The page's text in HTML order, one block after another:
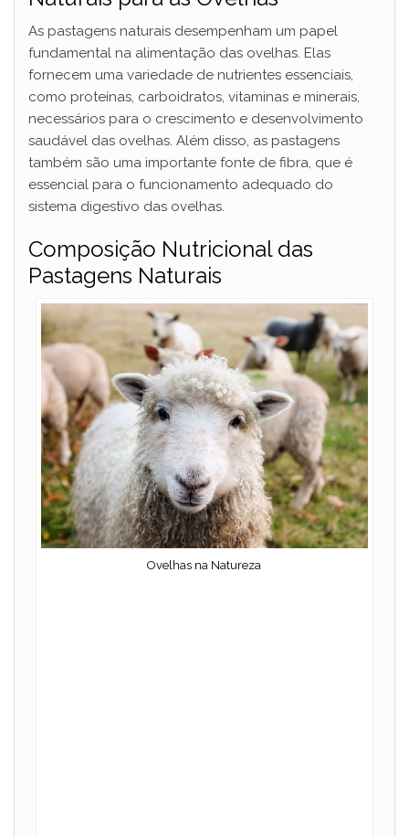
As pastagens naturais desempenham um papel
fundamental na alimentação das ovelhas. Elas
fornecem uma variedade de nutrientes essenciais,
como proteínas, carboidratos, vitaminas e minerais,
necessários para o crescimento e desenvolvimento
saudável das ovelhas. Além disso, as pastagens
também são uma importante fonte de fibra, que é
essencial para o funcionamento adequado do
sistema digestivo das ovelhas.
Composição Nutricional das
Pastagens Naturais
Ovelhas na Natureza